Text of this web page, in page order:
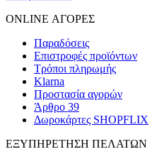
ONLINE ΑΓΟΡΕΣ
Παραδόσεις
Επιστροφές προϊόντων
Τρόποι πληρωμής
Klarna
Προστασία αγορών
Άρθρο 39
Δωροκάρτες SHOPFLIX
ΕΞΥΠΗΡΕΤΗΣΗ ΠΕΛΑΤΩΝ